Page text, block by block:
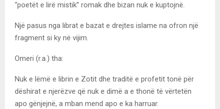
“poetët e lirë mistik” romak dhe bizan nuk e kuptojnë.
Një pasus nga librat e bazat e drejtes islame na ofron një
fragment si ky në vijim.
Omeri (r.a.) tha:
Nuk e lëmë e librin e Zotit dhe traditë e profetit tonë për
dëshirat e njerëzve që nuk e dimë a e thonë të vërtetën
apo gënjejnë, a mban mend apo e ka harruar.